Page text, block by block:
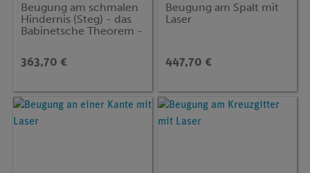
Beugung am schmalen
Hindernis (Steg) - das
Babinetsche Theorem -
363,70 €
Beugung am Spalt mit
Laser
447,70 €